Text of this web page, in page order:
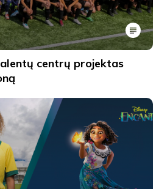
centrų projektas